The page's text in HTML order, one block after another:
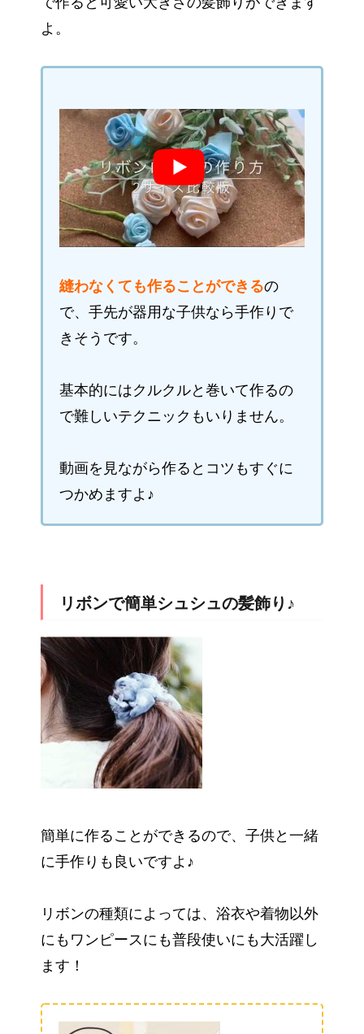
よ。
縫わなくても作ることができるの
で、手先が器用な子供なら手作りで
きそうです。
基本的にはクルクルと巻いて作るの
で難しいテクニックもいりません。
動画を見ながら作るとコツもすぐに
つかめますよ♪
リボンで簡単シュシュの髪飾り♪
簡単に作ることができるので、子供と一緒
に手作りも良いですよ♪
リボンの種類によっては、浴衣や着物以外
にもワンピースにも普段使いにも大活躍し
ます！